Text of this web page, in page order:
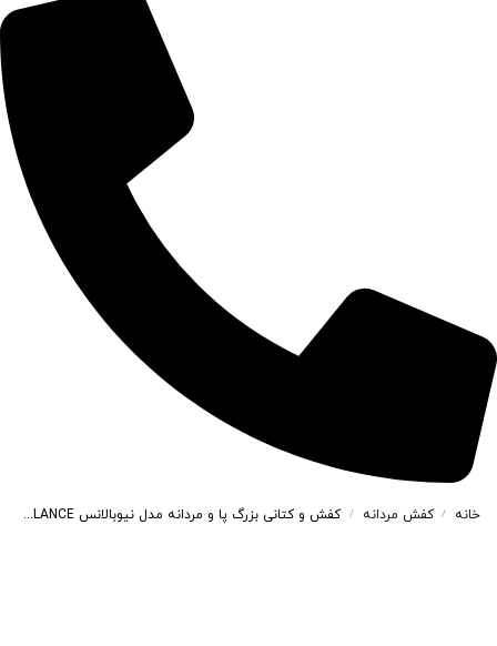
خانه / کفش مردانه / کفش و کتانی بزرگ پا و مردانه مدل نیوبالانس NEW BALANCE رنگ طوسی کد 99125